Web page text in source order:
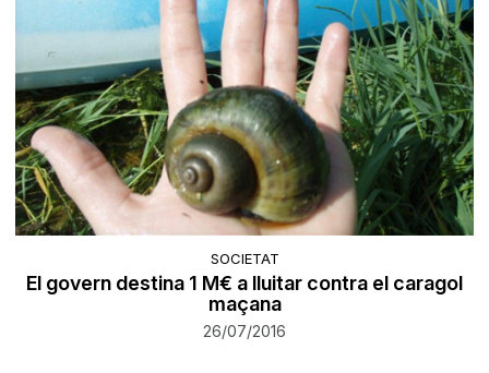
SOCIETAT
El govern destina 1 M€ a lluitar contra el caragol
maçana
26/07/2016